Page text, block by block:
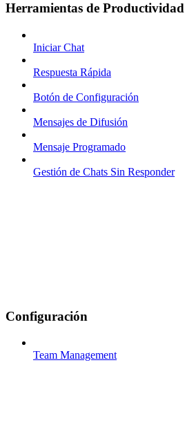
Herramientas de Productividad
Iniciar Chat
Respuesta Rápida
Botón de Configuración
Mensajes de Difusión
Mensaje Programado
Gestión de Chats Sin Responder
Configuración
Team Management